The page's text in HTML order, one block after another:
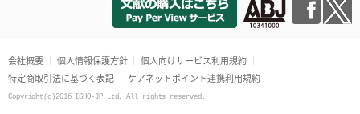
会社概要 個人情報保護方針
個人向けサービス利用規約
特定商取引法に基づく表記
ケアネットポイント連携利用規約
Copyright(c)2016 ISHO-JP Ltd. All rights reserved.